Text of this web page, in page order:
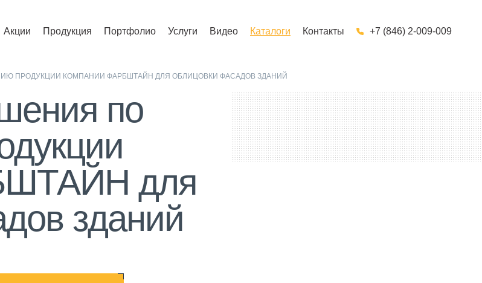
Акции Продукция Портфолио Услуги Видео Каталоги Контакты +7 (846) 2-009-009
ПРОДУКЦИИ КОМПАНИИ ФАРБШТАЙН ДЛЯ ОБЛИЦОВКИ ФАСАДОВ ЗДАНИЙ
по
для
зданий